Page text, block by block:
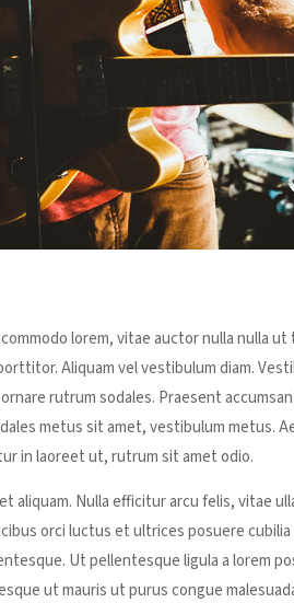
lorem, vitae auctor nulla nulla
Aliquam vel vestibulum diam.
rutrum sodales. Praesent
metus sit amet, vestibulum metus.
in laoreet ut, rutrum sit amet odio.
aliquam. Nulla efficitur arcu felis, vitae
orci luctus et ultrices posuere
Ut pellentesque ligula a lorem
ut mauris ut purus congue